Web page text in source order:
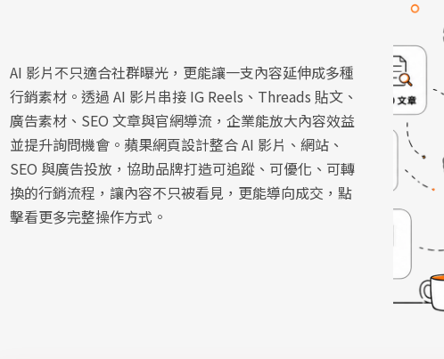
AI 影片不只適合社群曝光，更能讓一支內容延伸成多種
行銷素材。透過 AI 影片串接 IG Reels、Threads 貼文、
廣告素材、SEO 文章與官網導流，企業能放大內容效益
並提升詢問機會。蘋果網頁設計整合 AI 影片、網站、
SEO 與廣告投放，協助品牌打造可追蹤、可優化、可轉
換的行銷流程，讓內容不只被看見，更能導向成交，點
擊看更多完整操作方式。